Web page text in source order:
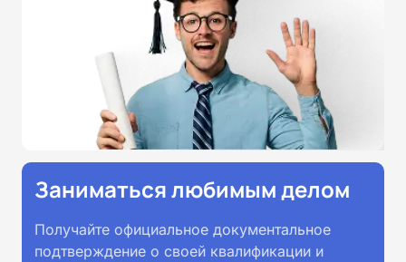
Заниматься любимым делом
Получайте официальное документальное
подтверждение о своей квалификации и